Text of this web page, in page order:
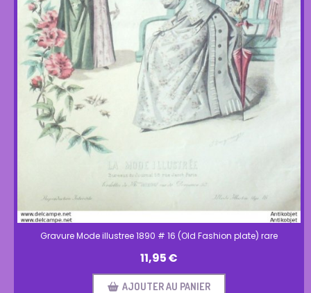
Gravure Mode illustree 1890 # 16 (Old Fashion plate) rare
11,95€
AJOUTER AU PANIER